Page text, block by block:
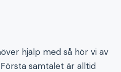
hjälp med så hör vi av
samtalet är alltid